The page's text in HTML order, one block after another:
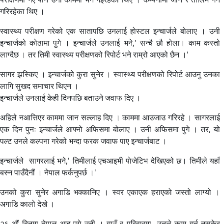
गरिरहेका थिए ।
स्वास्थ्य परीक्षण गरेको एक सातापछि उनलाई होस्टल इन्चार्जले बोलाए । उनी
इन्चार्जको कोठामा पुगे । इन्चार्जले उनलाई भने,' सन्चै छौ होला। काम कस्तो
लाग्दैछ । तर तिमी स्वास्थ्य परीक्षणको रिपोर्ट भने राम्रो आएको छैन ।'
सागर झस्किए । इन्चार्जको कुरा सुनेर । स्वास्थ्य परीक्षणको रिपोर्ट आउनु उनका
लागि सुखद समाचार थिएन ।
इन्चार्जले उनलाई केही दिनपछि बताउने जवाफ दिए ।
अहिले नआत्तिएर काममा जान सल्लाह दिए । काममा आउजाउ गरिरहे । सागरलाई
एक दिन पुनः इन्चार्जले आफ्नो अफिसमा बोलाए । उनी अफिसमा पुगे । तर, यो
पल्ट उनले कल्पना गरेको भन्दा फरक जवाफ पाए इन्चार्जबाट ।
इन्चार्जले सागरलाई भने,' तिमीलाई एचआइभी पाेजेटिभ देखिएको छ। तिमीले यहाँ
बस्न पाउँदैनौं । नेपाल फर्कनुपर्छ ।'
उनको कुरा सुनेर अगाडि भक्कानिए । स्वर एकाएक हराएको जस्तो लाग्यो ।
अगाडि कालो देखे ।